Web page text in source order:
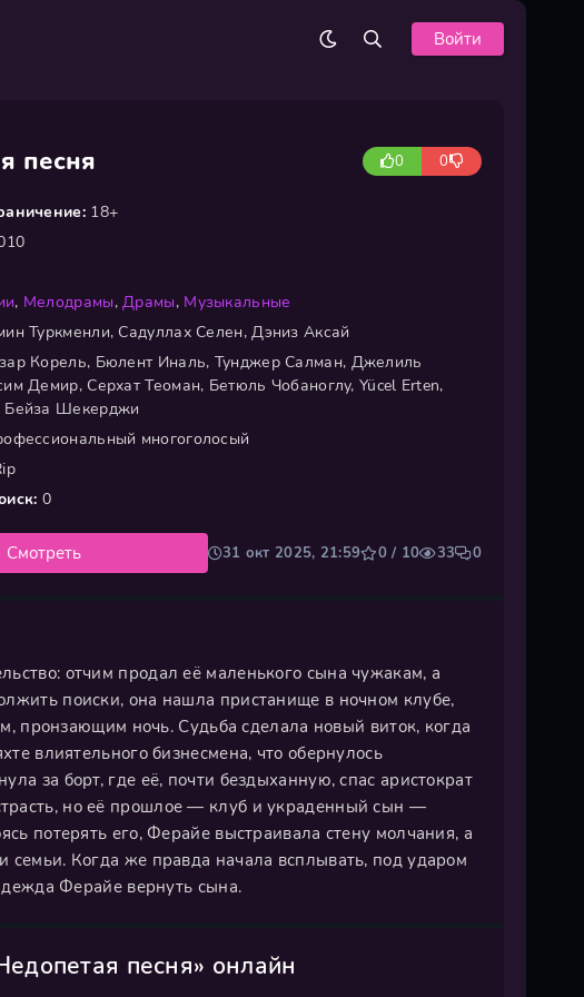
Войти
песня 0 0
18+
, Мелодрамы,Драмы, Музыкальные
Туркменли, Садуллах Селен, Дэниз Аксай
Корель, Бюлент Иналь, Тунджер Салман, Джелиль
Демир, Серхат Теоман, Бетюль Чобаноглу, Yücel Erten,
Шекерджи
многоголосый
0
Смотреть 31 окт 2025, 21:59 0 / 10 33 0
отчим продал её маленького сына чужакам, а
поиски, она нашла пристанище в ночном клубе,
пронзающим ночь. Судьба сделала новый виток, когда
влиятельного бизнесмена, что обернулось
за борт, где её, почти бездыханную, спас аристократ
но её прошлое — клуб и украденный сын —
потерять его, Ферайе выстраивала стену молчания, а
Когда же правда начала всплывать, под ударом
Ферайе вернуть сына.
песня» онлайн